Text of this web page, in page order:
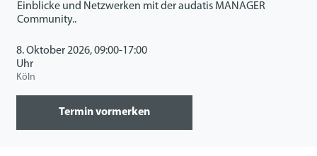
Einblicke und Netzwerken mit der audatis MANAGER
Community..
8. Oktober 2026, 09:00-17:00
Uhr
Köln
Termin vormerken